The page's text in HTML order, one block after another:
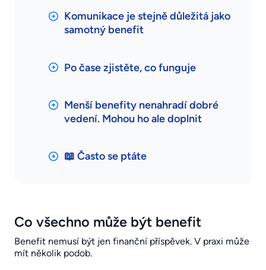
Komunikace je stejně důležitá jako
samotný benefit
Po čase zjistěte, co funguje
Menší benefity nenahradí dobré
vedení. Mohou ho ale doplnit
📖 Často se ptáte
Co všechno může být benefit
Benefit nemusí být jen finanční příspěvek. V praxi může
mít několik podob.